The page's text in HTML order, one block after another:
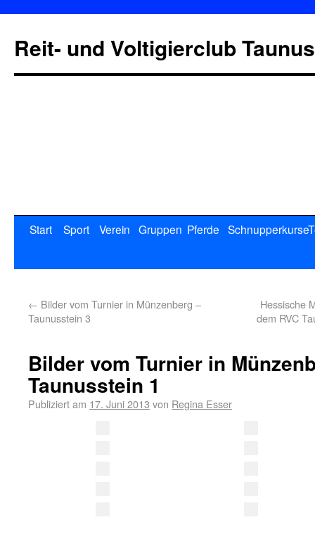
Reit- und Voltigierclub
Start Sport Verein Gruppen Pferde Schnupperkurse
← Bilder vom Turnier in Münzenberg –
Taunusstein 3
Hessische
dem RVC
Bilder vom Turnier in
Taunusstein 1
Publiziert am 17. Juni 2013 von Regina Esser